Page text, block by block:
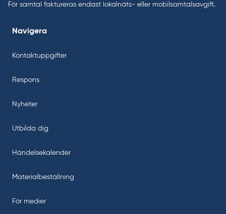
För samtal faktureras endast lokalnäts- eller mobilsamtalsavgift.
Navigera
Kontaktuppgifter
Respons
Nyheter
Utbilda dig
Händelsekalender
Materialbeställning
För medier